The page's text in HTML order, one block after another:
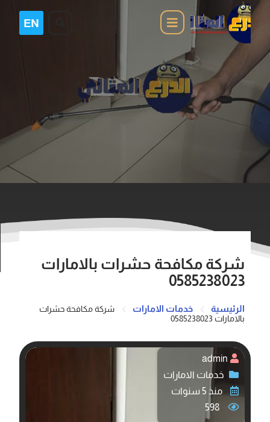
شركة مكافحة حشرات بالامارات
0585238023
الرئيسية خدمات الامارات
شركة مكافحة حشرات
بالامارات 0585238023
admin
خدمات الامارات
منذ 5 سنوات